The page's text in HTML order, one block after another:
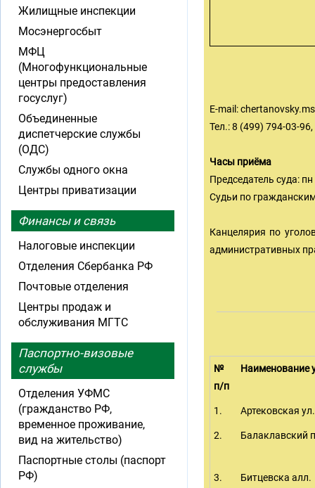
E-mail:
Тел.: 8 (499) 794-03-
Часы приёма
Председатель суда:
Судьи по
Канцелярия по
административных
№
п/п
Наименование
1. Артековская ул.
2. Балаклавский
3. Битцевска алл.
Жилищные инспекции
Мосэнергосбыт
МФЦ
(Многофункциональные
центры предоставления
госуслуг)
Объединенные
диспетчерские службы
(ОДС)
Службы одного окна
Центры приватизации
Финансы и связь
Налоговые инспекции
Отделения Сбербанка РФ
Почтовые отделения
Центры продаж и
обслуживания МГТС
Паспортно-визовые
службы
Отделения УФМС
(гражданство РФ,
временное проживание,
вид на жительство)
Паспортные столы (паспорт
РФ)